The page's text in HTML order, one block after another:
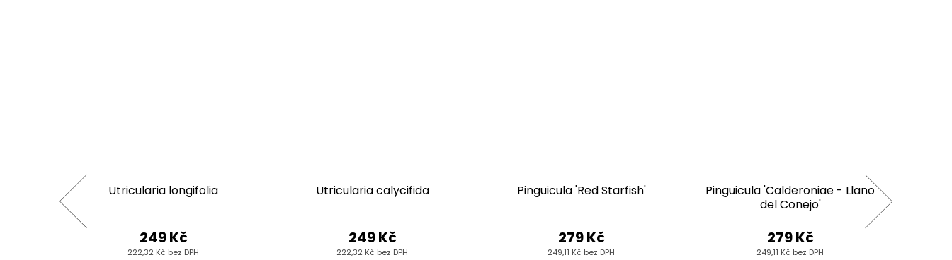
Utricularia longifolia
222,32 Kč bez DPH
249 Kč
Utricularia calycifida
222,32 Kč bez DPH
249 Kč
Pinguicula 'Red Starfish'
249,11 Kč bez DPH
279 Kč
Pinguicula 'Calderoniae - Llano
del Conejo'
249,11 Kč bez DPH
279 Kč